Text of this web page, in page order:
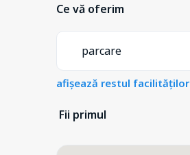
Ce vă oferim
parcare
afișează restul facilităților
Fii primul